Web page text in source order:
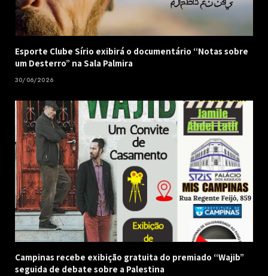
Esporte Clube Sírio exibirá o documentário “Notas sobre
um Desterro” na Sala Palmira
30/06/2026
Campinas recebe exibição gratuita do premiado “Wajib”
seguida de debate sobre a Palestina